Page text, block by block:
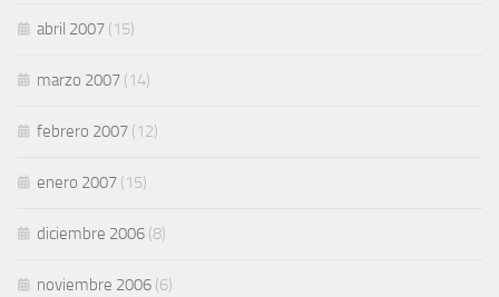
abril 2007 (15)
marzo 2007 (14)
febrero 2007 (12)
enero 2007 (15)
diciembre 2006 (8)
noviembre 2006 (6)